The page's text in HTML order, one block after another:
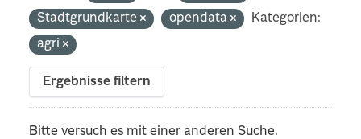
Stadtgrundkarte
opendata
Kategorien:
agri
Ergebnisse filtern
Bitte versuch es mit einer anderen Suche.